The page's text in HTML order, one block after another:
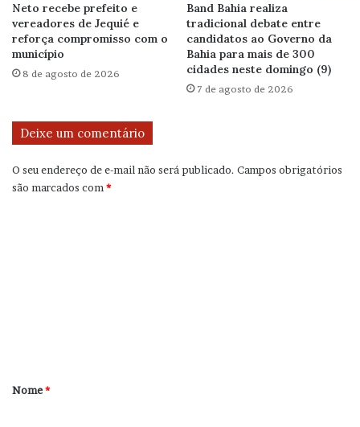
Neto recebe prefeito e
vereadores de Jequié e
reforça compromisso com o
município
8 de agosto de 2026
Band Bahia realiza
tradicional debate entre
candidatos ao Governo da
Bahia para mais de 300
cidades neste domingo (9)
7 de agosto de 2026
Deixe um comentário
O seu endereço de e-mail não será publicado. Campos obrigatórios
são marcados com *
r
Nome*